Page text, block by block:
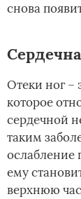
снова
Отеки ног –
которое
сердечной
таким
ослабление
ему
верхнюю